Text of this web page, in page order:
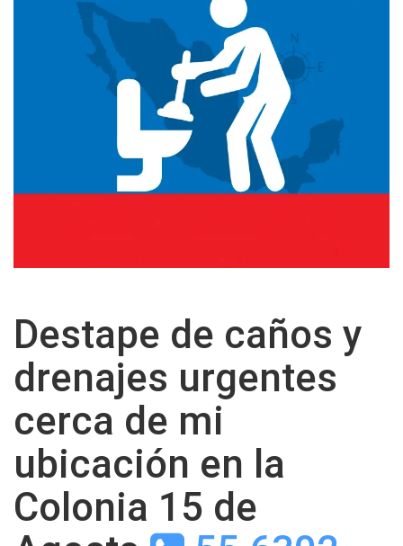
Destape de caños y
drenajes urgentes
cerca de mi
ubicación en la
Colonia 15 de